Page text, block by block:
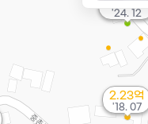
'24. 12
2.23억
'18. 07